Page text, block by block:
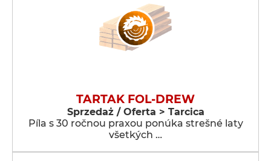
TARTAK FOL-DREW
Sprzedaż / Oferta > Tarcica
Píla s 30 ročnou praxou ponúka strešné laty
všetkých …